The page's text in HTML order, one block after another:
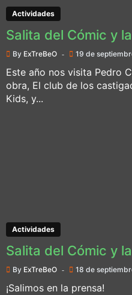
Actividades
Salita del Cómic y
By ExTreBeO 19 de
Este año nos visita Pedro
obra, El club de los
Kids, y...
Actividades
Salita del Cómic y
By ExTreBeO 18 de
¡Salimos en la prensa!